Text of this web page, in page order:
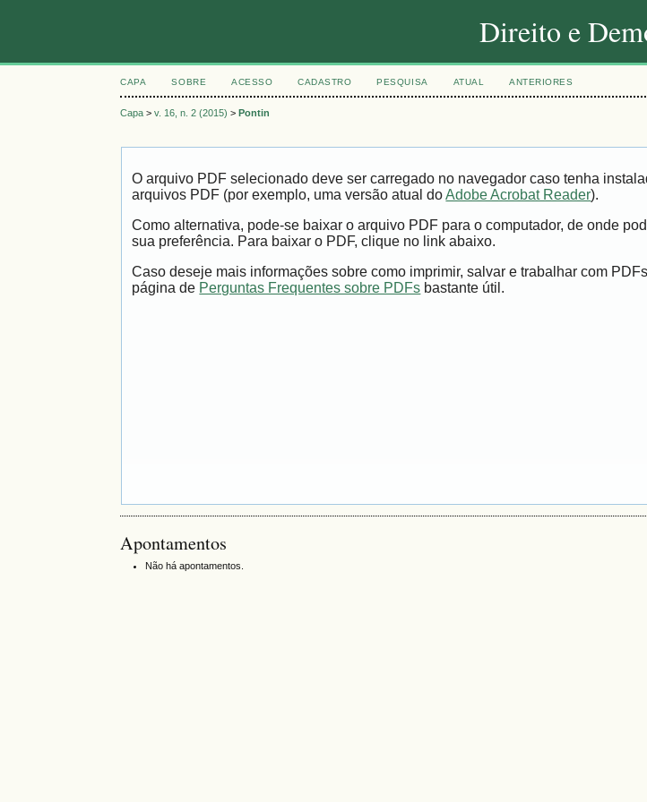
Direito e
CAPA SOBRE ACESSO CADASTRO PESQUISA ATUAL ANTERIORES
Capa >v. 16, n. 2 (2015) >Pontin
O arquivo PDF selecionado deve ser carregado no navegador caso tenha
arquivos PDF (por exemplo, uma versão atual doAdobe Acrobat Reader).
Como alternativa, pode-se baixar o arquivo PDF para o computador, de onde
sua preferência. Para baixar o PDF, clique no link abaixo.
Caso deseje mais informações sobre como imprimir, salvar e trabalhar com
página de Perguntas Frequentes sobre PDFs bastante útil.
Apontamentos
Não há apontamentos.